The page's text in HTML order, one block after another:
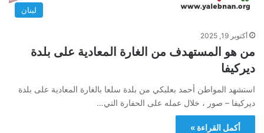
لبنان
أكتوبر 19, 2025
من هو المستهدف من الغارة المعادية على بلدة
ديركيفا
استشهد المواطن أحمد بعلبكي من بلدة سلعا بالغارة المعادية على بلدة
ديركيفا – صور ، خلال عمله على الحفارة التي…
أكمل القراءة »